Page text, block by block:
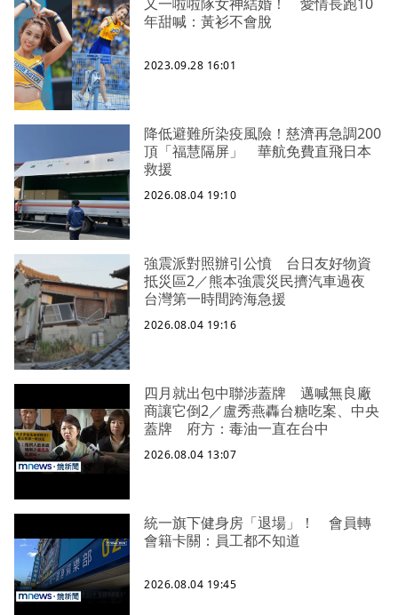
年甜喊：黃衫不會脫
2023.09.28 16:01
降低避難所染疫風險！慈濟再急調200
頂「福慧隔屏」 華航免費直飛日本
救援
2026.08.04 19:10
強震派對照辦引公憤 台日友好物資
抵災區2／熊本強震災民擠汽車過夜
台灣第一時間跨海急援
2026.08.04 19:16
四月就出包中聯涉蓋牌 邁喊無良廠
商讓它倒2／盧秀燕轟台糖吃案、中央
蓋牌 府方：毒油一直在台中
2026.08.04 13:07
統一旗下健身房「退場」！ 會員轉
會籍卡關：員工都不知道
2026.08.04 19:45